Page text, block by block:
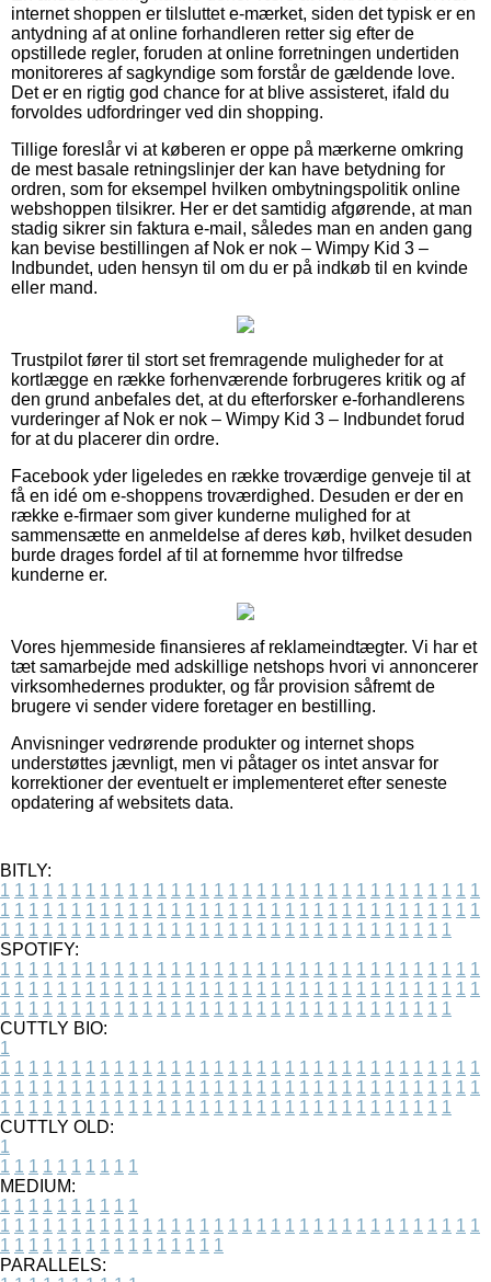
internet shoppen er tilsluttet e-mærket, siden det typisk er en
antydning af at online forhandleren retter sig efter de
opstillede regler, foruden at online forretningen undertiden
monitoreres af sagkyndige som forstår de gældende love.
Det er en rigtig god chance for at blive assisteret, ifald du
forvoldes udfordringer ved din shopping.
Tillige foreslår vi at køberen er oppe på mærkerne omkring
de mest basale retningslinjer der kan have betydning for
ordren, som for eksempel hvilken ombytningspolitik online
webshoppen tilsikrer. Her er det samtidig afgørende, at man
stadig sikrer sin faktura e-mail, således man en anden gang
kan bevise bestillingen af Nok er nok – Wimpy Kid 3 –
Indbundet, uden hensyn til om du er på indkøb til en kvinde
eller mand.
Trustpilot fører til stort set fremragende muligheder for at
kortlægge en række forhenværende forbrugeres kritik og af
den grund anbefales det, at du efterforsker e-forhandlerens
vurderinger af Nok er nok – Wimpy Kid 3 – Indbundet forud
for at du placerer din ordre.
Facebook yder ligeledes en række troværdige genveje til at
få en idé om e-shoppens troværdighed. Desuden er der en
række e-firmaer som giver kunderne mulighed for at
sammensætte en anmeldelse af deres køb, hvilket desuden
burde drages fordel af til at fornemme hvor tilfredse
kunderne er.
Vores hjemmeside finansieres af reklameindtægter. Vi har et
tæt samarbejde med adskillige netshops hvori vi annoncerer
virksomhedernes produkter, og får provision såfremt de
brugere vi sender videre foretager en bestilling.
Anvisninger vedrørende produkter og internet shops
understøttes jævnligt, men vi påtager os intet ansvar for
korrektioner der eventuelt er implementeret efter seneste
opdatering af websitets data.
BITLY:
1 1 1 1 1 1 1 1 1 1 1 1 1 1 1 1 1 1 1 1 1 1 1 1 1 1 1 1 1 1 1 1 1 1
1 1 1 1 1 1 1 1 1 1 1 1 1 1 1 1 1 1 1 1 1 1 1 1 1 1 1 1 1 1 1 1 1 1
1 1 1 1 1 1 1 1 1 1 1 1 1 1 1 1 1 1 1 1 1 1 1 1 1 1 1 1 1 1 1 1
SPOTIFY:
1 1 1 1 1 1 1 1 1 1 1 1 1 1 1 1 1 1 1 1 1 1 1 1 1 1 1 1 1 1 1 1 1 1
1 1 1 1 1 1 1 1 1 1 1 1 1 1 1 1 1 1 1 1 1 1 1 1 1 1 1 1 1 1 1 1 1 1
1 1 1 1 1 1 1 1 1 1 1 1 1 1 1 1 1 1 1 1 1 1 1 1 1 1 1 1 1 1 1 1
CUTTLY BIO:
1
1 1 1 1 1 1 1 1 1 1 1 1 1 1 1 1 1 1 1 1 1 1 1 1 1 1 1 1 1 1 1 1 1 1
1 1 1 1 1 1 1 1 1 1 1 1 1 1 1 1 1 1 1 1 1 1 1 1 1 1 1 1 1 1 1 1 1 1
1 1 1 1 1 1 1 1 1 1 1 1 1 1 1 1 1 1 1 1 1 1 1 1 1 1 1 1 1 1 1 1
CUTTLY OLD:
1
1 1 1 1 1 1 1 1 1 1
MEDIUM:
1 1 1 1 1 1 1 1 1 1
1 1 1 1 1 1 1 1 1 1 1 1 1 1 1 1 1 1 1 1 1 1 1 1 1 1 1 1 1 1 1 1 1 1
1 1 1 1 1 1 1 1 1 1 1 1 1 1 1 1
PARALLELS: